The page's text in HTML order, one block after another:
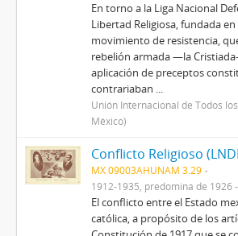
En torno a la Liga Nacional
Libertad Religiosa, fundada
movimiento de resistencia,
rebelión armada —la
aplicación de preceptos
contrariaban ...
Unión Internacional de Todos
México)
Conflicto Religioso
MX 09003AHUNAM 3.29
1912-1935, predomina de 1926
El conflicto entre el Estado
católica, a propósito de los